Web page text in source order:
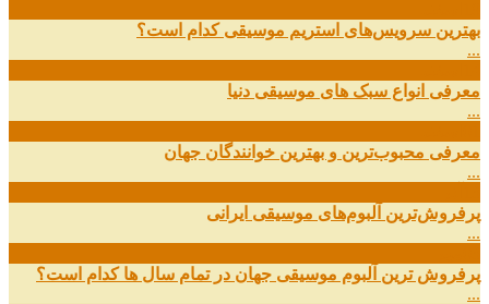
بهترین سرویس‌های استریم موسیقی کدام است؟
...
معرفی انواع سبک های موسیقی دنیا
...
معرفی محبوب‌ترین و بهترین خوانندگان جهان
...
پرفروش‌ترین آلبوم‌های موسیقی ایرانی
...
پرفروش ترین آلبوم موسیقی جهان در تمام سال ها کدام است؟
...